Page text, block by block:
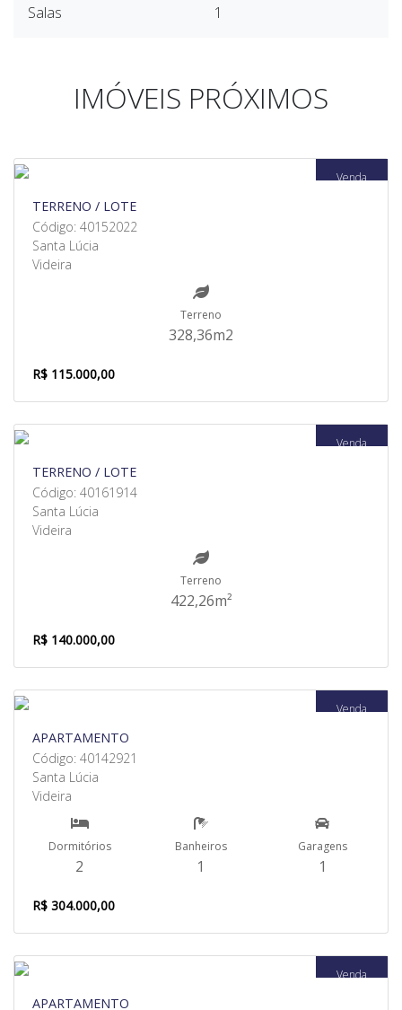
Salas
1
IMÓVEIS PRÓXIMOS
Venda
TERRENO / LOTE
Código: 40152022
Santa Lúcia
Videira
Terreno
328,36m2
R$ 115.000,00
Venda
TERRENO / LOTE
Código: 40161914
Santa Lúcia
Videira
Terreno
422,26m²
R$ 140.000,00
Venda
APARTAMENTO
Código: 40142921
Santa Lúcia
Videira
Dormitórios
2
Banheiros
1
Garagens
1
R$ 304.000,00
Venda
APARTAMENTO